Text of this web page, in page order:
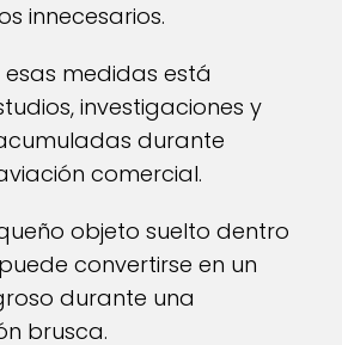
innecesarios.
medidas está
investigaciones y
durante
comercial.
objeto suelto dentro
convertirse en un
durante una
brusca.